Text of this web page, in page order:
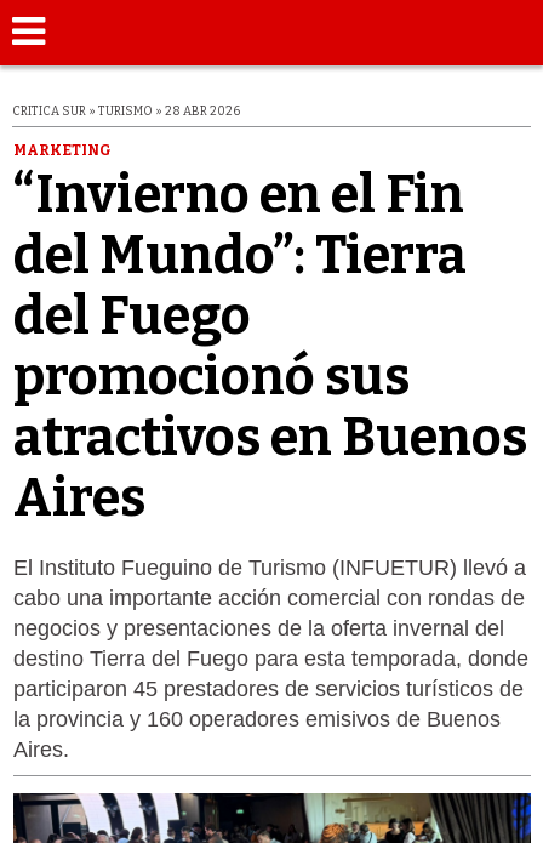
CRITICA SUR » TURISMO » 28 ABR 2026
MARKETING
“Invierno en el Fin
del Mundo”: Tierra
del Fuego
promocionó sus
atractivos en Buenos
Aires
El Instituto Fueguino de Turismo (INFUETUR) llevó a
cabo una importante acción comercial con rondas de
negocios y presentaciones de la oferta invernal del
destino Tierra del Fuego para esta temporada, donde
participaron 45 prestadores de servicios turísticos de
la provincia y 160 operadores emisivos de Buenos
Aires.